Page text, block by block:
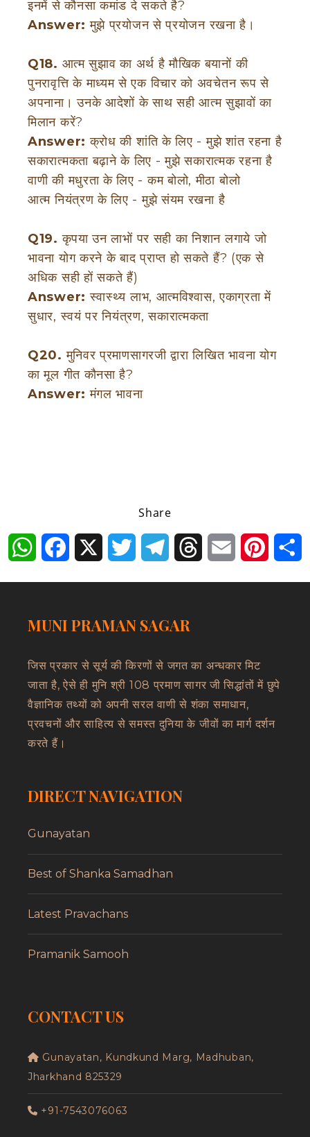
इनमें से कौनसा कमांड दे सकते है?
Answer:मुझे प्रयोजन से प्रयोजन रखना है।
Q18. आत्म सुझाव का अर्थ है मौखिक बयानों की
पुनरावृत्ति के माध्यम से एक विचार को अवचेतन रूप से
अपनाना। उनके आदेशों के साथ सही आत्म सुझावों का
मिलान करें?
Answer:क्रोध की शांति के लिए - मुझे शांत रहना है
सकारात्मकता बढ़ाने के लिए - मुझे सकारात्मक रहना है
वाणी की मधुरता के लिए - कम बोलो, मीठा बोलो
आत्म नियंत्रण के लिए - मुझे संयम रखना है
Q19.कृपया उन लाभों पर सही का निशान लगाये जो
भावना योग करने के बाद प्राप्त हो सकते हैं? (एक से
अधिक सही हों सकते हैं)
Answer:स्वास्थ्य लाभ, आत्मविश्वास, एकाग्रता में
सुधार, स्वयं पर नियंत्रण, सकारात्मकता
Q20.मुनिवर प्रमाणसागरजी द्वारा लिखित भावना योग
का मूल गीत कौनसा है?
Answer:मंगल भावना
Share
WhatsAppFacebook Twitter TelegramThreadsEmail
MUNI PRAMAN SAGAR
जिस प्रकार से सूर्य की किरणों से जगत का अन्धकार मिट
जाता है, ऐसे ही मुनि श्री 108 प्रमाण सागर जी सिद्धांतों में छुपे
वैज्ञानिक तथ्यों को अपनी सरल वाणी से शंका समाधान,
प्रवचनों और साहित्य से समस्त दुनिया के जीवों का मार्ग दर्शन
करते हैं।
DIRECT NAVIGATION
Gunayatan
Best of Shanka Samadhan
Latest Pravachans
Pramanik Samooh
CONTACT US
Gunayatan, Kundkund Marg, Madhuban,
Jharkhand 825329
+91-7543076063